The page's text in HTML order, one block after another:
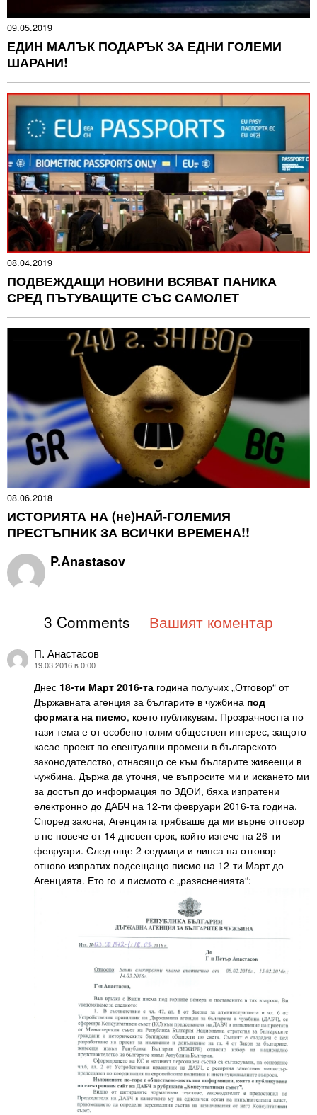
09.05.2019
ЕДИН МАЛЪК ПОДАРЪК ЗА ЕДНИ ГОЛЕМИ
ШАРАНИ!
08.04.2019
ПОДВЕЖДАЩИ НОВИНИ ВСЯВАТ ПАНИКА
СРЕД ПЪТУВАЩИТЕ СЪС САМОЛЕТ
08.06.2018
ИСТОРИЯТА НА (не)НАЙ-ГОЛЕМИЯ
ПРЕСТЪПНИК ЗА ВСИЧКИ ВРЕМЕНА!!
P.Anastasov
3 Comments Вашият коментар
П. Анастасов
каза:
19.03.2016 в 0:00
Днес 18-ти Март 2016-та година получих „Отговор“ от
Държавната агенция за българите в чужбина под
формата на писмо, което публикувам. Прозрачността по
тази тема е от особено голям обществен интерес, защото
касае проект по евентуални промени в българското
законодателство, отнасящо се към българите живеещи в
чужбина. Държа да уточня, че въпросите ми и искането ми
за достъп до информация по ЗДОИ, бяха изпратени
електронно до ДАБЧ на 12-ти февруари 2016-та година.
Според закона, Агенцията трябваше да ми върне отговор
в не повече от 14 дневен срок, който изтече на 26-ти
февруари. След още 2 седмици и липса на отговор
отново изпратих подсещащо писмо на 12-ти Март до
Агенцията. Ето го и писмото с „разясненията“: